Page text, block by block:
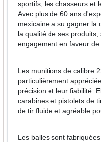
sportifs, les chasseurs et
Avec plus de 60 ans
mexicaine a su gagner la
la qualité de ses
engagement en faveur de
Les munitions de calibre
particulièrement
précision et leur fiabilité.
carabines et pistolets de
de tir fluide et agréable
Les balles sont